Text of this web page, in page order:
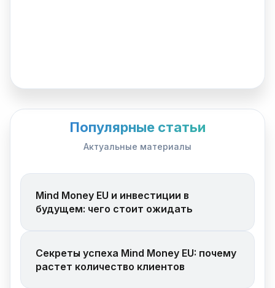
Популярные статьи
Актуальные материалы
Mind Money EU и инвестиции в
будущем: чего стоит ожидать
Секреты успеха Mind Money EU: почему
растет количество клиентов